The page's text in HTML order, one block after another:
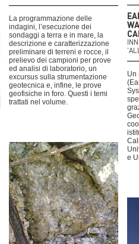
La programmazione delle
indagini, l’esecuzione dei
sondaggi a terra e in mare, la
descrizione e caratterizzazione
preliminare di terreni e rocce, il
prelievo dei campioni per prove
ed analisi di laboratorio, un
excursus sulla strumentazione
geotecnica e, infine, le prove
geofisiche in foro. Questi i temi
trattati nel volume.
Un
e